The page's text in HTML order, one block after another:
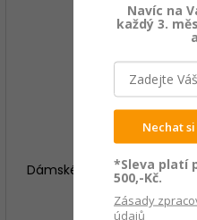
Dámské vtipné tričko-
Navíc na
každý 3.
Nechat si
*Sleva platí
500,-Kč.
Zásady
údajů